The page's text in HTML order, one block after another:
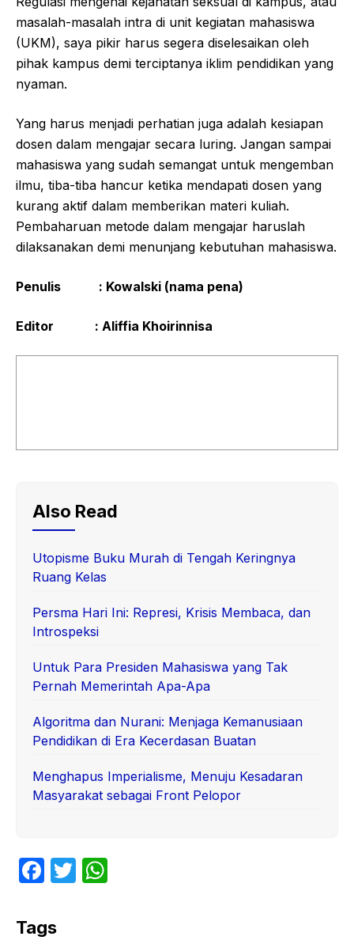
masalah-masalah intra di unit kegiatan mahasiswa
(UKM), saya pikir harus segera diselesaikan oleh
pihak kampus demi terciptanya iklim pendidikan yang
nyaman.
Yang harus menjadi perhatian juga adalah kesiapan
dosen dalam mengajar secara luring. Jangan sampai
mahasiswa yang sudah semangat untuk mengemban
ilmu, tiba-tiba hancur ketika mendapati dosen yang
kurang aktif dalam memberikan materi kuliah.
Pembaharuan metode dalam mengajar haruslah
dilaksanakan demi menunjang kebutuhan mahasiswa.
Penulis : Kowalski (nama pena)
Editor : Aliffia Khoirinnisa
Also Read
Utopisme Buku Murah di Tengah Keringnya
Ruang Kelas
Persma Hari Ini: Represi, Krisis Membaca, dan
Introspeksi
Untuk Para Presiden Mahasiswa yang Tak
Pernah Memerintah Apa-Apa
Algoritma dan Nurani: Menjaga Kemanusiaan
Pendidikan di Era Kecerdasan Buatan
Menghapus Imperialisme, Menuju Kesadaran
Masyarakat sebagai Front Pelopor
F
c
T
Tags